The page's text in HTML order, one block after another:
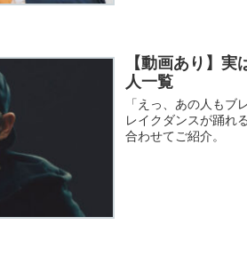
【動画あり】
人一覧
「えっ、あの人もブ
レイクダンスが踊れ
合わせてご紹介。